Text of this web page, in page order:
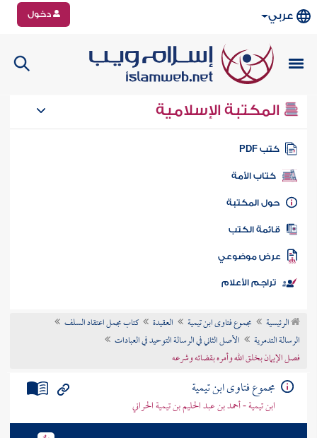
عربي دخول
المكتبة الإسلامية
كتب PDF
كتاب الأمة
المكتبة
الكتب
موضوعي
تراجم الأعلام
الرئيسية مجموع فتاوى ابن تيمية العقيدة
كتاب مجمل اعتقاد السلف
الرسالة التدمرية
الأصل الثاني في الرسالة التوحيد في العبادات
فصل الإيمان بخلق الله وأمره بقضائه وشرعه
مجموع فتاوى ابن تيمية
ابن تيمية - أحمد بن عبد الحليم بن تيمية الحراني